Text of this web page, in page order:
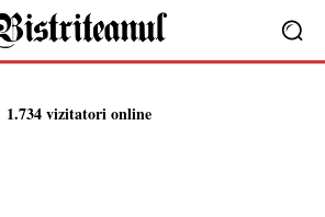
1.734 vizitatori online